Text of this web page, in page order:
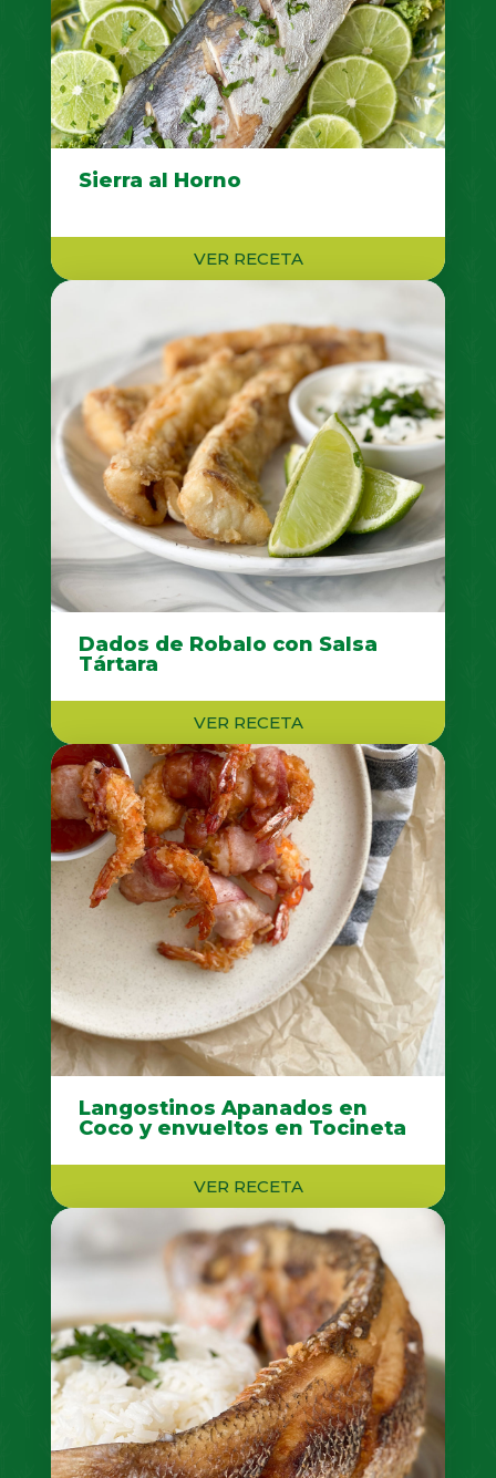
Sierra al Horno
VER RECETA
Dados de Robalo con Salsa
Tártara
VER RECETA
Langostinos Apanados en
Coco y envueltos en Tocineta
VER RECETA